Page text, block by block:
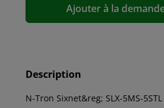
Ajouter à la
Description
N-Tron Sixnet&reg; SLX-5MS-